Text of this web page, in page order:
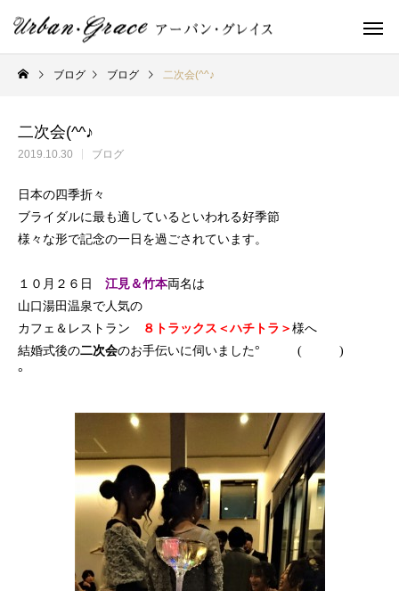
ブログ ブログ 二次会(^^♪
二次会(^^♪
2019.10.30 ブログ
日本の四季折々
ブライダルに最も適しているといわれる好季節
様々な形で記念の一日を過ごされています。
１０月２６日 江見＆竹本両名 は
山口湯田温泉で人気の
カフェ＆レストラン
８トラックス＜ハチトラ＞ 様へ
結婚式後の二次会のお手伝いに伺いました° ( )
°